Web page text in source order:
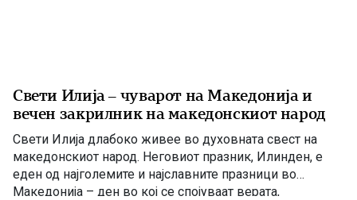
Свети Илија – чуварот на Македонија и
вечен закрилник на македонскиот народ
Свети Илија длабоко живее во духовната свест на
македонскиот народ. Неговиот празник, Илинден, е
еден од најголемите и најславните празници во
Македонија – ден во кој се спојуваат верата,